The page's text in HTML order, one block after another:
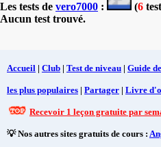
Les tests de vero7000 : (6
Aucun test trouvé.
Accueil | Club | Test de niveau | Guide
les plus populaires | Partager | Livre
Recevoir 1 leçon gratuite par
💡 Nos autres sites gratuits de cours :